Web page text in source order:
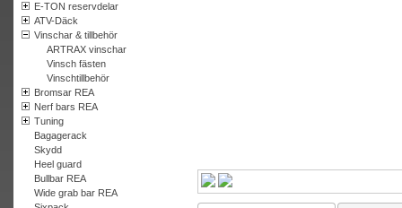
E-TON reservdelar
ATV-Däck
Vinschar & tillbehör
ARTRAX vinschar
Vinsch fästen
Vinschtillbehör
Bromsar REA
Nerf bars REA
Tuning
Bagagerack
Skydd
Heel guard
Bullbar REA
Wide grab bar REA